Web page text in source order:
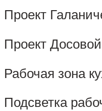
Проект
Проект
Рабочая зона
Подсветка